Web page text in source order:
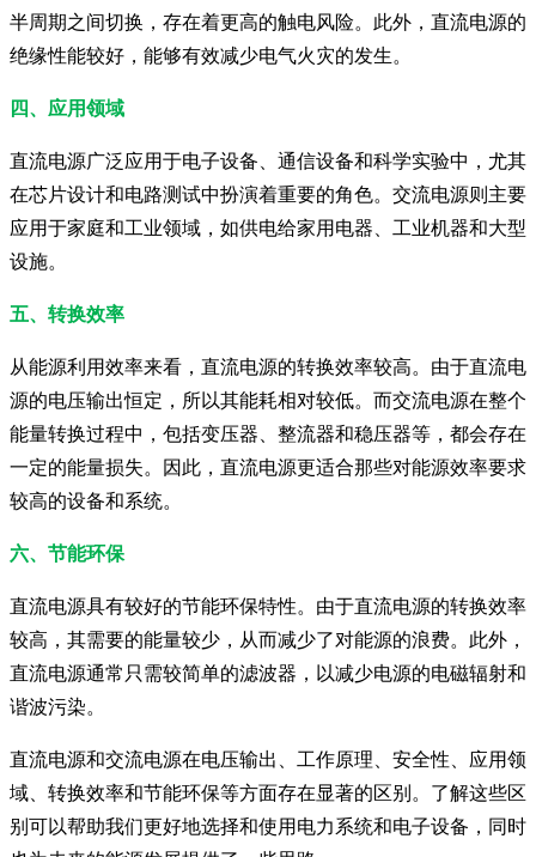
半周期之间切换，存在着更高的触电风险。此外，直流电源的
绝缘性能较好，能够有效减少电气火灾的发生。
四、应用领域
直流电源广泛应用于电子设备、通信设备和科学实验中，尤其
在芯片设计和电路测试中扮演着重要的角色。交流电源则主要
应用于家庭和工业领域，如供电给家用电器、工业机器和大型
设施。
五、转换效率
从能源利用效率来看，直流电源的转换效率较高。由于直流电
源的电压输出恒定，所以其能耗相对较低。而交流电源在整个
能量转换过程中，包括变压器、整流器和稳压器等，都会存在
一定的能量损失。因此，直流电源更适合那些对能源效率要求
较高的设备和系统。
六、节能环保
直流电源具有较好的节能环保特性。由于直流电源的转换效率
较高，其需要的能量较少，从而减少了对能源的浪费。此外，
直流电源通常只需较简单的滤波器，以减少电源的电磁辐射和
谐波污染。
直流电源和交流电源在电压输出、工作原理、安全性、应用领
域、转换效率和节能环保等方面存在显著的区别。了解这些区
别可以帮助我们更好地选择和使用电力系统和电子设备，同时